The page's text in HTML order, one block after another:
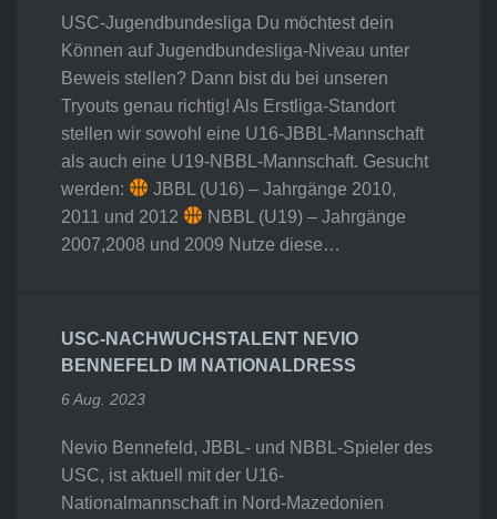
USC-Jugendbundesliga Du möchtest dein
Können auf Jugendbundesliga-Niveau unter
Beweis stellen? Dann bist du bei unseren
Tryouts genau richtig! Als Erstliga-Standort
stellen wir sowohl eine U16-JBBL-Mannschaft
als auch eine U19-NBBL-Mannschaft. Gesucht
werden:
JBBL (U16) – Jahrgänge 2010,
2011 und 2012
NBBL (U19) – Jahrgänge
2007,2008 und 2009 Nutze diese…
USC-NACHWUCHSTALENT NEVIO
BENNEFELD IM NATIONALDRESS
6 Aug. 2023
Nevio Bennefeld, JBBL- und NBBL-Spieler des
USC, ist aktuell mit der U16-
Nationalmannschaft in Nord-Mazedonien